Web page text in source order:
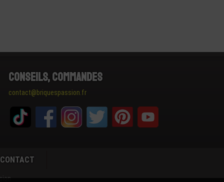
Conseils, Commandes
contact@briquespassion.fr
CONTACT